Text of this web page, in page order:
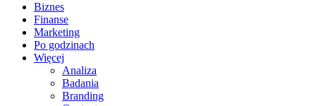
Biznes
Finanse
Marketing
Po godzinach
Więcej
Analiza
Badania
Branding